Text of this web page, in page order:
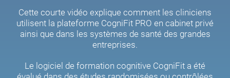
Cette courte vidéo explique comment les cliniciens
utilisent la plateforme CogniFit PRO en cabinet privé
ainsi que dans les systèmes de santé des grandes
entreprises.
Le logiciel de formation cognitive CogniFit a été